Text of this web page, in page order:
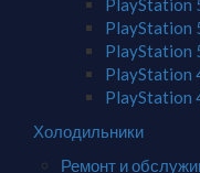
PlayStation
PlayStation
PlayStation
PlayStation
PlayStation
Холодильники
Ремонт и